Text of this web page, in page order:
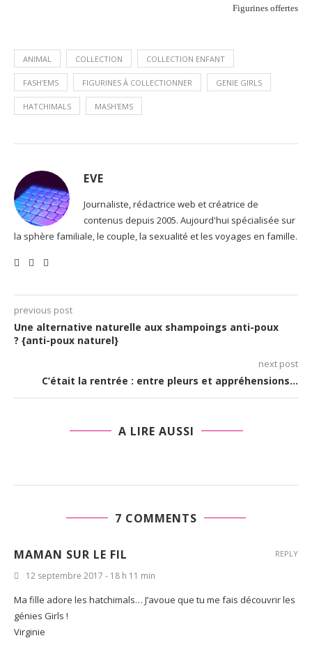
Figurines offertes
ANIMAL COLLECTION COLLECTION ENFANT
FASH'EMS FIGURINES À COLLECTIONNER GENIE GIRLS
HATCHIMALS MASH'EMS
EVE
Journaliste, rédactrice web et créatrice de
contenus depuis 2005. Aujourd'hui spécialisée sur
la sphère familiale, le couple, la sexualité et les voyages en famille.
previous post
Une alternative naturelle aux shampoings anti-poux
? {anti-poux naturel}
next post
C’était la rentrée : entre pleurs et appréhensions…
A LIRE AUSSI
7 COMMENTS
MAMAN SUR LE FIL
12 septembre 2017 - 18 h 11 min
Ma fille adore les hatchimals… J’avoue que tu me fais découvrir les
génies Girls !
Virginie
REPLY